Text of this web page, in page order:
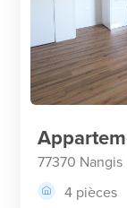
77370 Nangis
4 pièces